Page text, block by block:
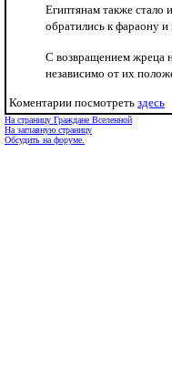
Египтянам также стало
обратились к фараону и
С возвращением жреца
независимо от их
Коментарии посмотреть здесь
На страницу Граждане Вселенной
На заглавную страницу
Обсудить на форуме.